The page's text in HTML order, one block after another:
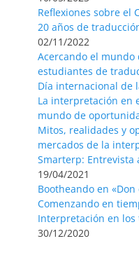
Reflexiones sobre el
20 años de
02/11/2022
Acercando el
estudiantes de
Día internacional de
La interpretación en
mundo de
Mitos, realidades y
mercados de la
Smarterp: Entrevista
19/04/2021
Bootheando en
Comenzando en
Interpretación en
30/12/2020